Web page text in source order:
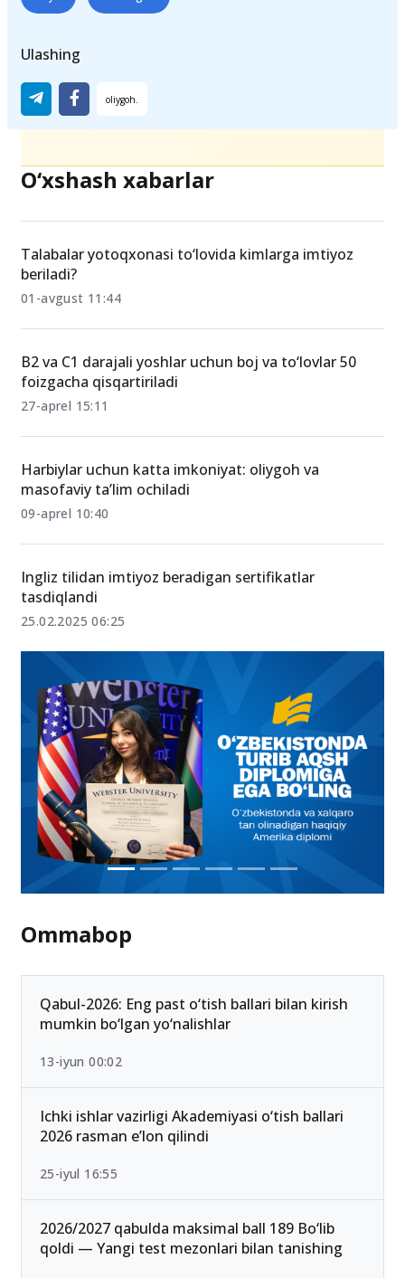
Teglar
imtiyoz
Ulashing
O‘xshash xabarlar
beriladi?
01-avgust 11:44
foizgacha qisqartiriladi
27-aprel 15:11
masofaviy ta’lim ochiladi
09-aprel 10:40
25.02.2025 06:25
Ommabop
Qabul-2026: Eng past o‘tish ballari bilan kirish
mumkin bo‘lgan yo‘nalishlar
13-iyun 00:02
Ichki ishlar vazirligi Akademiyasi o‘tish ballari
2026 rasman e’lon qilindi
25-iyul 16:55